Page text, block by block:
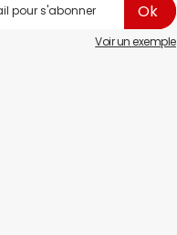
Voir un exemple